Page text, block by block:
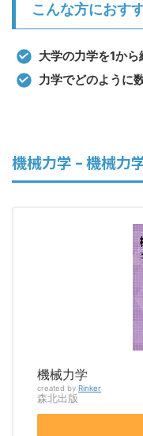
こんな方におす
大学の力学を1か
力学でどのように
機械力学 – 機械力
機械力学
created by Rinker
森北出版